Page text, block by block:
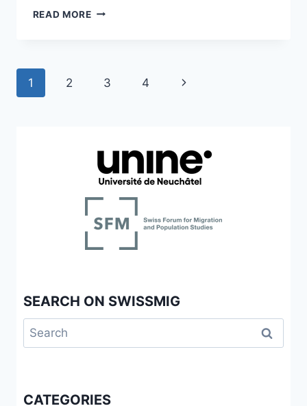
READ MORELES
«VISAS
Page
navigation
1 2 3 4
Next
SEARCH ON SWISSMIG
Search
for:
CATEGORIES